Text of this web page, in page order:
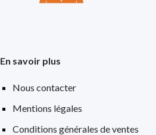
En savoir plus
Nous contacter
Mentions légales
Conditions générales de ventes